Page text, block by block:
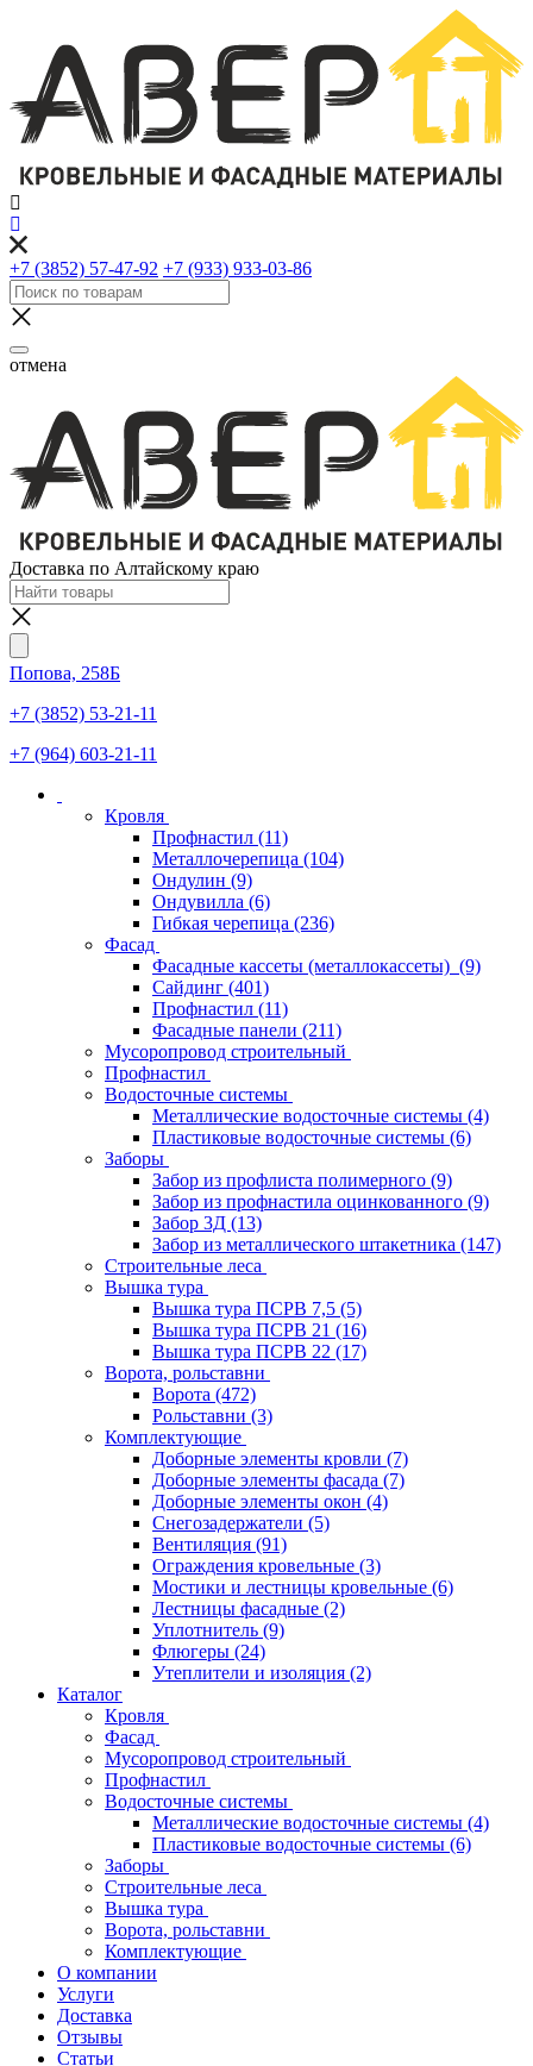
+7 (3852) 57-47-92 +7 (933) 933-03-86
отмена
Доставка по Алтайскому краю
Попова, 258Б
+7 (3852) 53-21-11
+7 (964) 603-21-11
Кровля
Профнастил (11)
Металлочерепица (104)
Ондулин (9)
Ондувилла (6)
Гибкая черепица (236)
Фасад
Фасадные кассеты (металлокассеты) (9)
Сайдинг (401)
Профнастил (11)
Фасадные панели (211)
Мусоропровод строительный
Профнастил
Водосточные системы
Металлические водосточные системы (4)
Пластиковые водосточные системы (6)
Заборы
Забор из профлиста полимерного (9)
Забор из профнастила оцинкованного (9)
Забор 3Д (13)
Забор из металлического штакетника (147)
Строительные леса
Вышка тура
Вышка тура ПСРВ 7,5 (5)
Вышка тура ПСРВ 21 (16)
Вышка тура ПСРВ 22 (17)
Ворота, рольставни
Ворота (472)
Рольставни (3)
Комплектующие
Доборные элементы кровли (7)
Доборные элементы фасада (7)
Доборные элементы окон (4)
Снегозадержатели (5)
Вентиляция (91)
Ограждения кровельные (3)
Мостики и лестницы кровельные (6)
Лестницы фасадные (2)
Уплотнитель (9)
Флюгеры (24)
Утеплители и изоляция (2)
Каталог
Кровля
Фасад
Мусоропровод строительный
Профнастил
Водосточные системы
Металлические водосточные системы (4)
Пластиковые водосточные системы (6)
Заборы
Строительные леса
Вышка тура
Ворота, рольставни
Комплектующие
О компании
Услуги
Доставка
Отзывы
Статьи